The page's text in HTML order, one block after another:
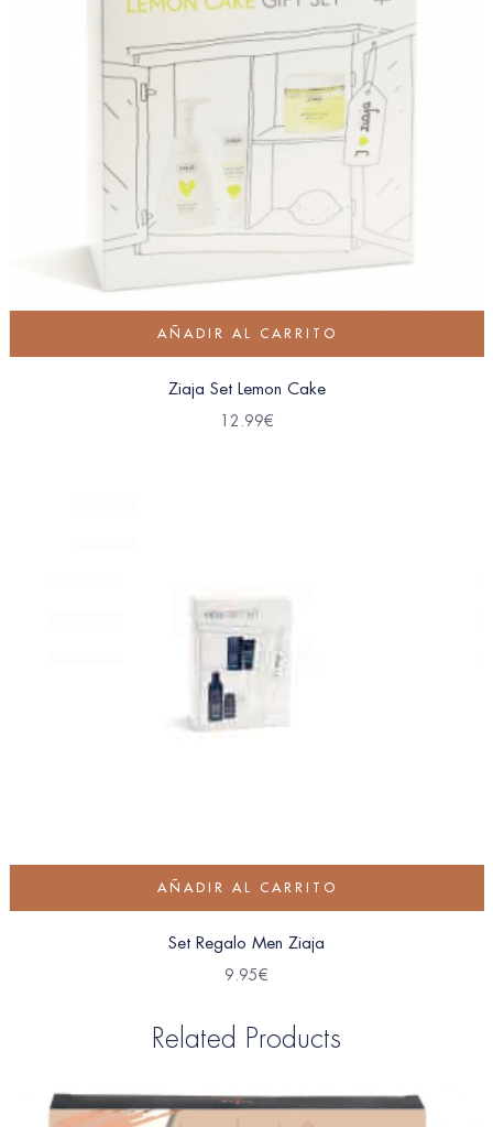
AÑADIR AL CARRITO
Ziaja Set Lemon Cake
12.99€
AÑADIR AL CARRITO
Set Regalo Men Ziaja
9.95€
Related Products